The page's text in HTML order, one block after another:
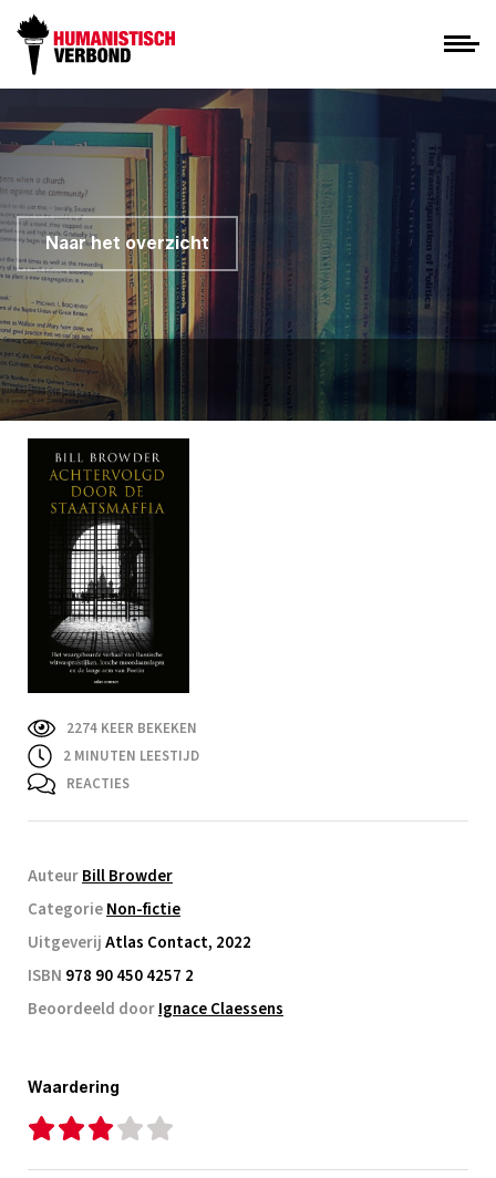
Naar het overzicht
2274 KEER BEKEKEN
2 MINUTEN LEESTIJD
REACTIES
AuteurBill Browder
CategorieNon-fictie
UitgeverijAtlas Contact, 2022
ISBN 978 90 450 4257 2
Beoordeeld doorIgnace Claessens
Waardering